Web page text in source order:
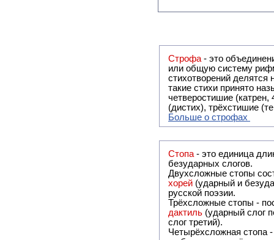
Строфа - это объединение двух
или общую систему рифм, и регулярно или периодически
стихотворений делятся на строфы и т.о. являются строфическими.
такие стихи принято называть астрофическими. Самая популярная строфа в русской поэзии -
четверостишие
(дистих), трёхстишие
Больше о строфах
Стопа - это единица
безударных слогов.
Двухсложные стопы
хорей (ударный и
русской поэзии.
Трёхсложные стопы -
дактиль (ударный слог
слог третий).
Четырёхсложная стопа